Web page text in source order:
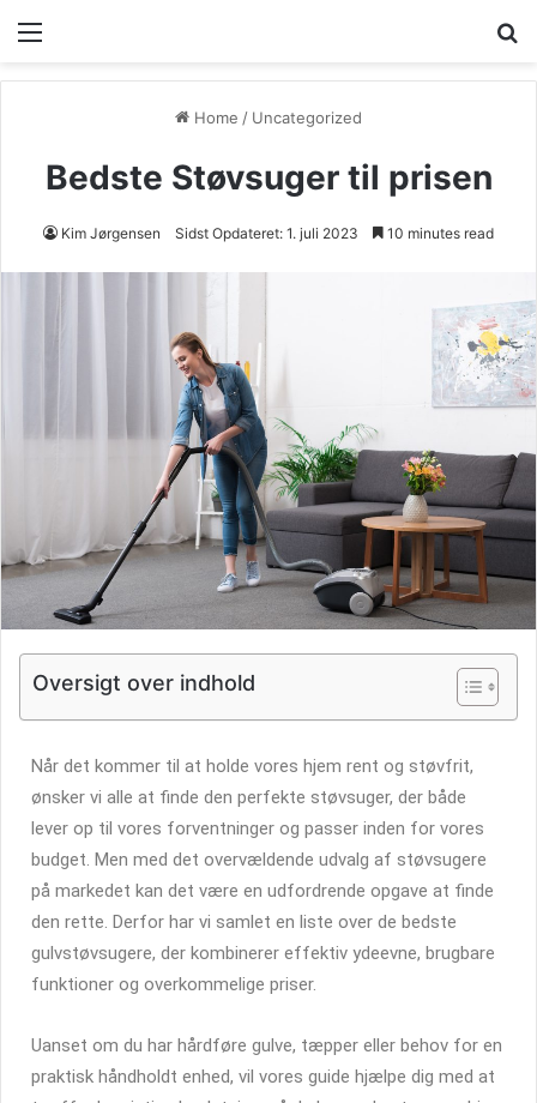
Home / Uncategorized
Bedste Støvsuger til prisen
Kim Jørgensen Sidst Opdateret: 1. juli 2023 10 minutes read
Oversigt over indhold
Når det kommer til at holde vores hjem rent og støvfrit,
ønsker vi alle at finde den perfekte støvsuger, der både
lever op til vores forventninger og passer inden for vores
budget. Men med det overvældende udvalg af støvsugere
på markedet kan det være en udfordrende opgave at finde
den rette. Derfor har vi samlet en liste over de bedste
gulvstøvsugere, der kombinerer effektiv ydeevne, brugbare
funktioner og overkommelige priser.
Uanset om du har hårdføre gulve, tæpper eller behov for en
praktisk håndholdt enhed, vil vores guide hjælpe dig med at